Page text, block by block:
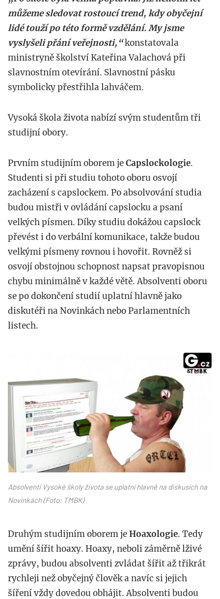
můžeme sledovat rostoucí trend, kdy obyčejní
lidé touží po této formě vzdělání. My jsme
vyslyšeli přání veřejnosti,“konstatovala
ministryně školství Kateřina Valachová při
slavnostním otevírání. Slavnostní pásku
symbolicky přestřihla lahváčem.
Vysoká škola života nabízí svým studentům tři
studijní obory.
Prvním studijním oborem jeCapslockologie.
Studenti si při studiu tohoto oboru osvojí
zacházení s capslockem. Po absolvování studia
budou mistři v ovládání capslocku a psaní
velkých písmen. Díky studiu dokážou capslock
převést i do verbální komunikace, takže budou
velkými písmeny rovnou i hovořit. Rovněž si
osvojí obstojnou schopnost napsat pravopisnou
chybu minimálně v každé větě. Absolventi oboru
se po dokončení studií uplatní hlavně jako
diskutéři na Novinkách nebo Parlamentních
listech.
Absolventi Vysoké školy života se uplatní hlavně na diskusích na
Novinkách (Foto: TMBK)
Druhým studijním oborem jeHoaxologie. Tedy
umění šířit hoaxy. Hoaxy, neboli záměrně lživé
zprávy, budou absolventi zvládat šířit až třikrát
rychleji než obyčejný člověk a navíc si jejich
šíření vždy dovedou obhájit. Absolventi budou